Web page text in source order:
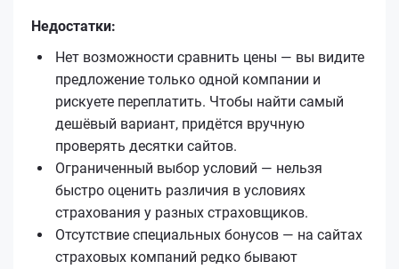
Недостатки:
Нет возможности сравнить цены — вы видите
предложение только одной компании и
рискуете переплатить. Чтобы найти самый
дешёвый вариант, придётся вручную
проверять десятки сайтов.
Ограниченный выбор условий — нельзя
быстро оценить различия в условиях
страхования у разных страховщиков.
Отсутствие специальных бонусов — на сайтах
страховых компаний редко бывают